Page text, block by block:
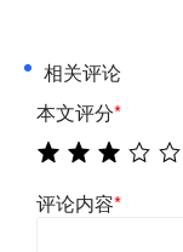
相关评论
本文评分*
评论内容*